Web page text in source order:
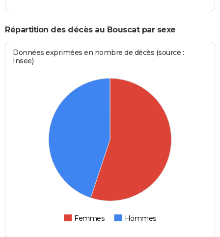
Répartition des décès au Bouscat par sexe
Données exprimées en nombre de décès (source :
Insee)
Femmes Hommes